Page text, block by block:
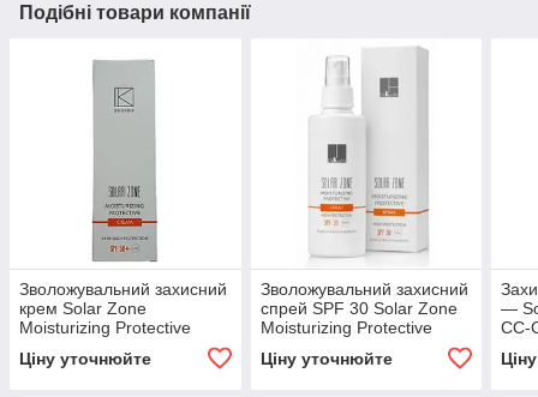
Подібні товари компанії
Зволожувальний захисний
крем Solar Zone
Moisturizing Protective
Cream SPF 50 Dr. Kadir 75
мл
Ціну уточнюйте
Зволожувальний захисний
спрей SPF 30 Solar Zone
Moisturizing Protective
Ціну уточнюйте
—
CC-